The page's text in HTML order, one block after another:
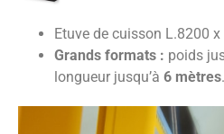
Etuve de cuisson L.8200
Grands formats : poids
longueur jusqu’à 6 mètres.